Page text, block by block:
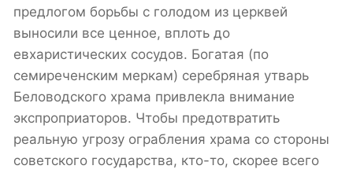
предлогом борьбы с голодом из церквей
выносили все ценное, вплоть до
евхаристических сосудов. Богатая (по
семиреченским меркам) серебряная утварь
Беловодского храма привлекла внимание
экспроприаторов. Чтобы предотвратить
реальную угрозу ограбления храма со стороны
советского государства, кто-то, скорее всего